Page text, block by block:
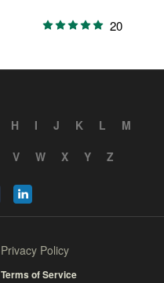
20
H I J K L
M
V W X Y Z
Privacy Policy
Terms of Service